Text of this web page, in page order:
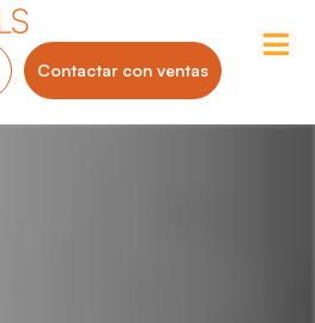
Contactar con ventas